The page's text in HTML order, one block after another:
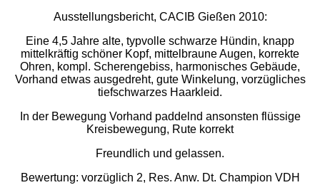
Ausstellungsbericht, CACIB Gießen 2010:
Eine 4,5 Jahre alte, typvolle schwarze Hündin, knapp
mittelkräftig schöner Kopf, mittelbraune Augen, korrekte
Ohren, kompl. Scherengebiss, harmonisches Gebäude,
Vorhand etwas ausgedreht, gute Winkelung, vorzügliches
tiefschwarzes Haarkleid.
In der Bewegung Vorhand paddelnd ansonsten flüssige
Kreisbewegung, Rute korrekt
Freundlich und gelassen.
Bewertung: vorzüglich 2, Res. Anw. Dt. Champion VDH